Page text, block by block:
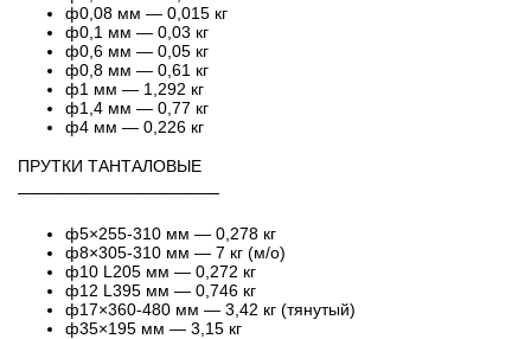
ф0,08 мм — 0,015 кг
ф0,1 мм — 0,03 кг
ф0,6 мм — 0,05 кг
ф0,8 мм — 0,61 кг
ф1 мм — 1,292 кг
ф1,4 мм — 0,77 кг
ф4 мм — 0,226 кг
ПРУТКИ ТАНТАЛОВЫЕ
─────────────────
ф5×255-310 мм — 0,278 кг
ф8×305-310 мм — 7 кг (м/о)
ф10 L205 мм — 0,272 кг
ф12 L395 мм — 0,746 кг
ф17×360-480 мм — 3,42 кг (тянутый)
ф35×195 мм — 3,15 кг